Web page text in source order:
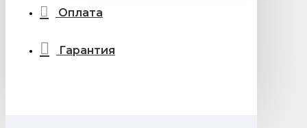
Оплата
Гарантия